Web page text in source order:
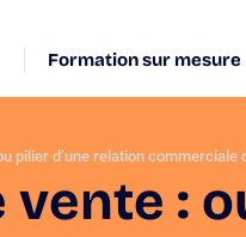
Formation sur mesure
pilier d’une relation commerciale
: